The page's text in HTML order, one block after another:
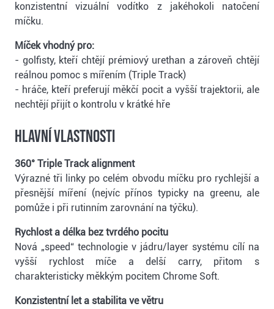
konzistentní vizuální vodítko z jakéhokoli natočení
míčku.
Míček vhodný pro:
- golfisty, kteří chtějí prémiový urethan a zároveň chtějí
reálnou pomoc s mířením (Triple Track)
- hráče, kteří preferují měkčí pocit a vyšší trajektorii, ale
nechtějí přijít o kontrolu v krátké hře
Hlavní vlastnosti
360° Triple Track alignment
Výrazné tři linky po celém obvodu míčku pro rychlejší a
přesnější míření (nejvíc přínos typicky na greenu, ale
pomůže i při rutinním zarovnání na týčku).
Rychlost a délka bez tvrdého pocitu
Nová „speed“ technologie v jádru/layer systému cílí na
vyšší rychlost míče a delší carry, přitom s
charakteristicky měkkým pocitem Chrome Soft.
Konzistentní let a stabilita ve větru